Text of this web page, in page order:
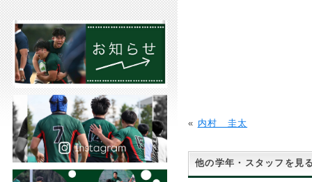
« 内村 圭太
他の学年・スタッフを見